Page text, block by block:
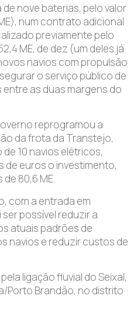
nove baterias, pelo valor
num contrato adicional
previamente pelo
ME, de dez (um deles já
navios com propulsão
o serviço público de
as duas margens do
reprogramou a
da frota da Transtejo,
10 navios elétricos,
de euros o investimento,
80,6 ME.
com a entrada em
possível reduzir a
atuais padrões de
navios e reduzir custos de
ligação fluvial do Seixal,
Porto Brandão, no distrito